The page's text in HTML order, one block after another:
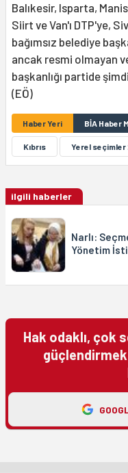
Balıkesir, Isparta,
Siirt ve Van'ı DTP'ye,
bağımsız belediye
ancak resmi olmayan
başkanlığı partide
(EÖ)
Haber Yeri BİA Haber
Kıbrıs Yerel seçimler
ilgili haberler
Narlı:
Yönetim
Hak odaklı, çok